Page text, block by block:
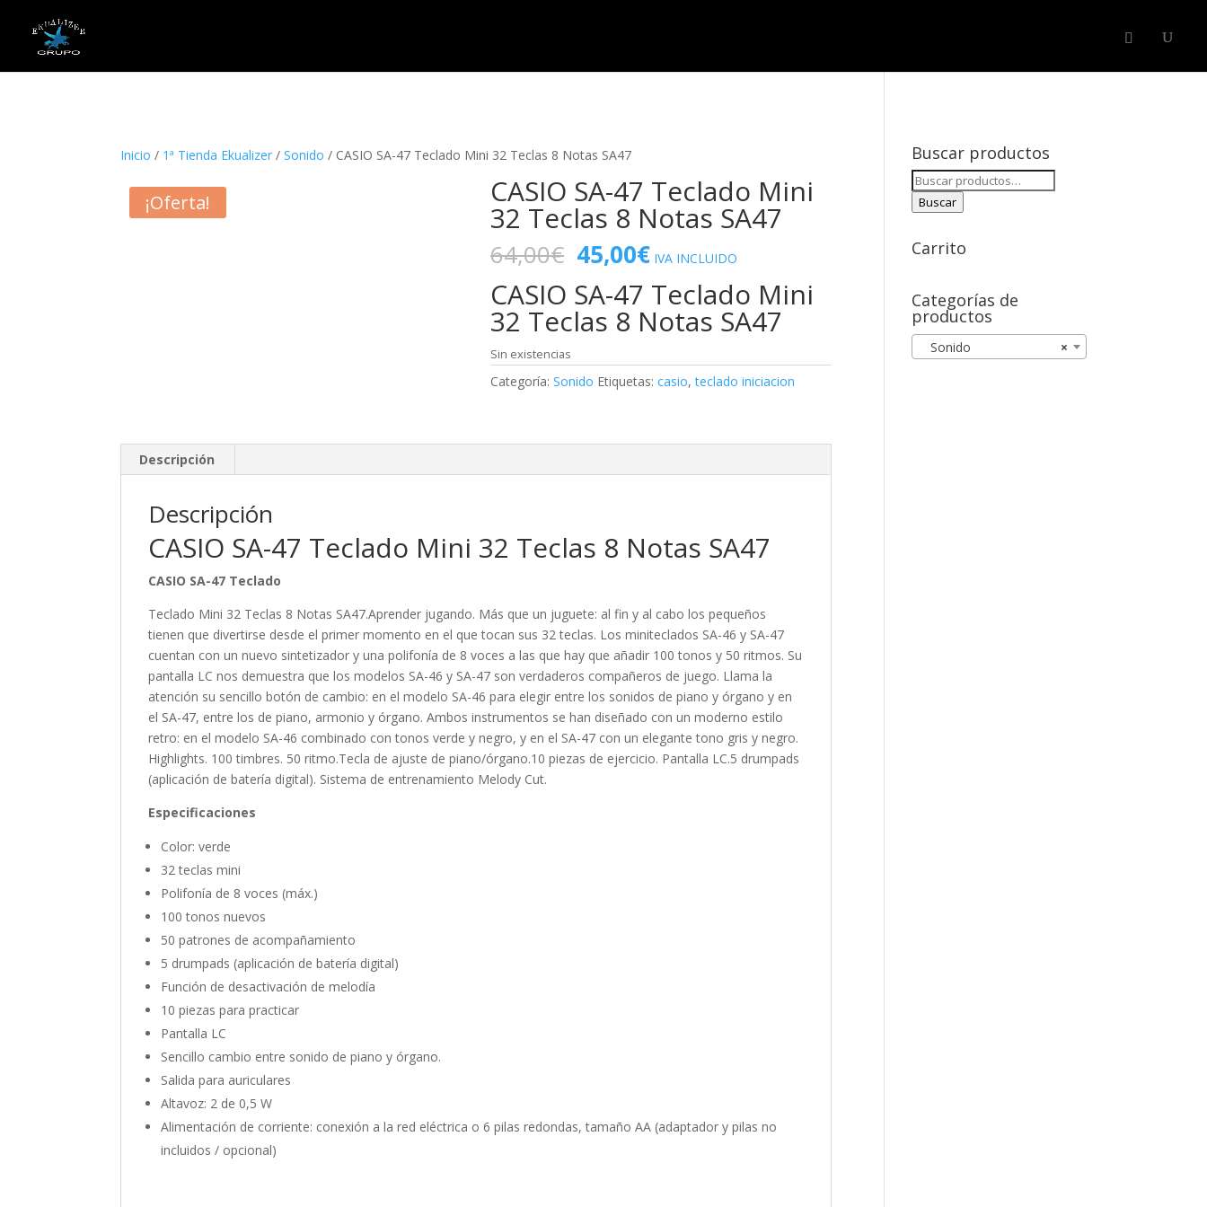
Inicio / 1ª Tienda Ekualizer /Sonido / CASIO SA-47 Teclado Mini 32 Teclas 8 Notas SA47
¡Oferta! CASIO SA-47 Teclado Mini
32 Teclas 8 Notas SA47
64,00€ El
precio
original
era:
64,00€.
45,00€El
precio
actual
es:
45,00€.
IVA INCLUIDO
CASIO SA-47 Teclado Mini
32 Teclas 8 Notas SA47
Sin existencias
Categoría:Sonido Etiquetas:casio,teclado iniciacion
Descripción
Descripción
CASIO SA-47 Teclado Mini 32 Teclas 8 Notas SA47
CASIO SA-47 Teclado
Teclado Mini 32 Teclas 8 Notas SA47.Aprender jugando. Más que un juguete: al fin y al cabo los pequeños
tienen que divertirse desde el primer momento en el que tocan sus 32 teclas. Los miniteclados SA-46 y SA-47
cuentan con un nuevo sintetizador y una polifonía de 8 voces a las que hay que añadir 100 tonos y 50 ritmos. Su
pantalla LC nos demuestra que los modelos SA-46 y SA-47 son verdaderos compañeros de juego. Llama la
atención su sencillo botón de cambio: en el modelo SA-46 para elegir entre los sonidos de piano y órgano y en
el SA-47, entre los de piano, armonio y órgano. Ambos instrumentos se han diseñado con un moderno estilo
retro: en el modelo SA-46 combinado con tonos verde y negro, y en el SA-47 con un elegante tono gris y negro.
Highlights. 100 timbres. 50 ritmo.Tecla de ajuste de piano/órgano.10 piezas de ejercicio. Pantalla LC.5 drumpads
(aplicación de batería digital). Sistema de entrenamiento Melody Cut.
Especificaciones
Color: verde
32 teclas mini
Polifonía de 8 voces (máx.)
100 tonos nuevos
50 patrones de acompañamiento
5 drumpads (aplicación de batería digital)
Función de desactivación de melodía
10 piezas para practicar
Pantalla LC
Sencillo cambio entre sonido de piano y órgano.
Salida para auriculares
Altavoz: 2 de 0,5 W
Alimentación de corriente: conexión a la red eléctrica o 6 pilas redondas, tamaño AA (adaptador y pilas no
incluidos / opcional)
Buscar productos
Buscar
por:
Buscar
Carrito
Categorías de
productos
×
Sonido